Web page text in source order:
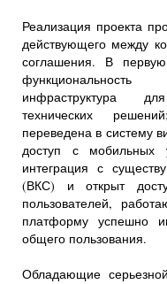
Реализация проекта
действующего между
соглашения. В
инфраструктура
технических
переведена в систему
доступ с мобильных
интеграция с
(ВКС) и открыт
пользователей,
платформу успешно
общего пользования.
Обладающие